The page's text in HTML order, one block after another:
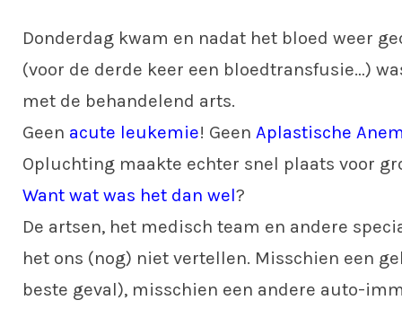
Donderdag kwam en nadat het bloed weer
(voor de derde keer een bloedtransfusie…)
met de behandelend arts.
Geen acute leukemie! Geen Aplastische
Opluchting maakte echter snel plaats voor
Want wat was het dan wel?
De artsen, het medisch team en andere
het ons (nog) niet vertellen. Misschien een
beste geval), misschien een andere auto-